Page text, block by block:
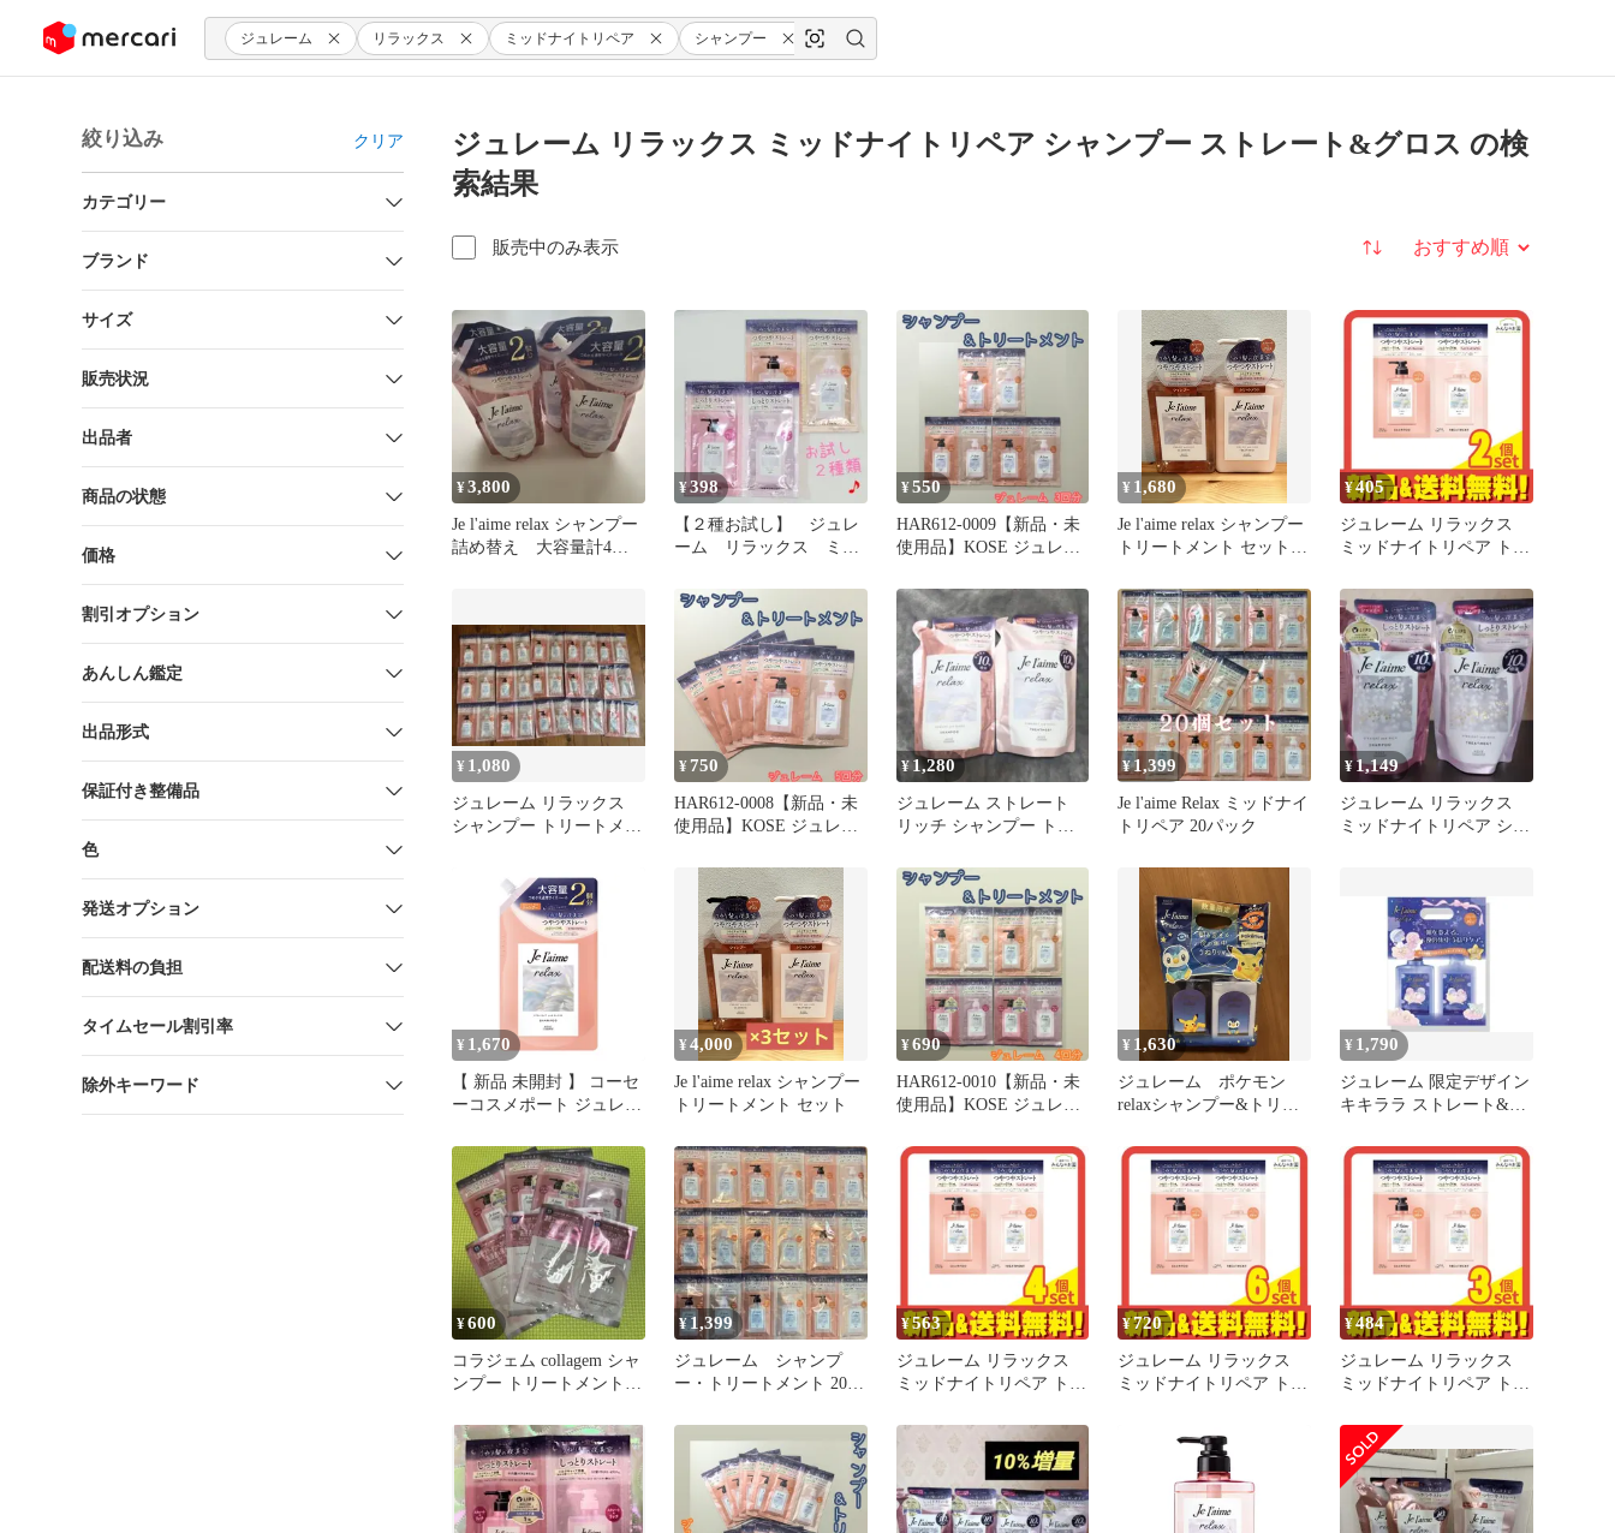
ツにスキップ ジュレーム リラックス ミッドナイトリペア シャンプー ストレート&グロス
絞り込み クリア
カテゴリー
ブランド
サイズ
販売状況
出品者
商品の状態
価格
割引オプション
あんしん鑑定
出品形式
保証付き整備品
色
発送オプション
配送料の負担
タイムセール割引率
除外キーワード
ジュレーム リラックス ミッドナイトリペア シャンプー ストレート&グロス の検
索結果
販売中のみ表示 並び替え
¥3,800
Je l'aime relax シャンプー
詰め替え 大容量計4個
¥398
【２種お試し】 ジュレ
ーム リラックス ミッ
チ グロス 各１
¥550
HAR612-0009【新品・未
使用品】KOSE ジュレー
イトリペア シャンプー＆
トリートメント（ストレ
ート&グロス）3回分セッ
ト つやつやストレート
コーセー ダメージ補修
うねりコントロール うる
おいリペア 夜美容 トラ
イアル
¥ 1,680
Je l'aime relax シャンプー
トリートメント セット
¥405
ジュレーム リラックス
ミッドナイトリペア トラ
ート&グロス 1回分
(10mL+10mL) 2個セット
まとめ売り
¥ 1,080
ジュレーム リラックス
シャンプー トリートメン
¥ 750
HAR612-0008【新品・未
使用品】KOSE ジュレー
イトリペア シャンプー＆
トリートメント（ストレ
ート&グロス）5回分セッ
ト つやつやストレート
コーセー ダメージ補修
うねりコントロール うる
おいリペア 夜美容 トラ
イアル
¥ 1,280
ジュレーム ストレート
リッチ シャンプー トリ
&グロス
¥1,399
Je l'aime Relax ミッドナイ
トリペア 20パック
¥1,149
ジュレーム リラックス
ミッドナイトリペア シャ
¥ 1,670
【 新品 未開封 】 コーセ
ーコスメポート ジュレー
イトリペア シャンプー
詰替 (ストレート＆グロ
ス) 680ml 未使用 送料無
料
¥4,000
Je l'aime relax シャンプー
トリートメント セット
¥690
HAR612-0010【新品・未
使用品】KOSE ジュレー
メント〈つやつやストレ
ート＆しっとりストレー
ト〉2種類ｘ各2セット 計
4回分セット （ストレー
ト&グロス）（ストレー
ト＆リッチ）リラックス
ミッドナイトリペア ダメ
ージ補修
¥ 1,630
ジュレーム ポケモン
relaxシャンプー&トリー
¥ 1,790
ジュレーム 限定デザイン
キキララ ストレート&グ
¥600
コラジェム collagem シャ
ンプー トリートメント 3
¥1,399
ジュレーム シャンプ
ー・トリートメント 20個
¥563
ジュレーム リラックス
ミッドナイトリペア トラ
ート&グロス 1回分
(10mL+10mL) 4個セット
まとめ売り
¥720
ジュレーム リラックス
ミッドナイトリペア トラ
(10mL+10mL) 6個セット
まとめ売り
¥484
ジュレーム リラックス
ミッドナイトリペア トラ
ート&グロス 1回分
(10mL+10mL) 3個セット
まとめ売り